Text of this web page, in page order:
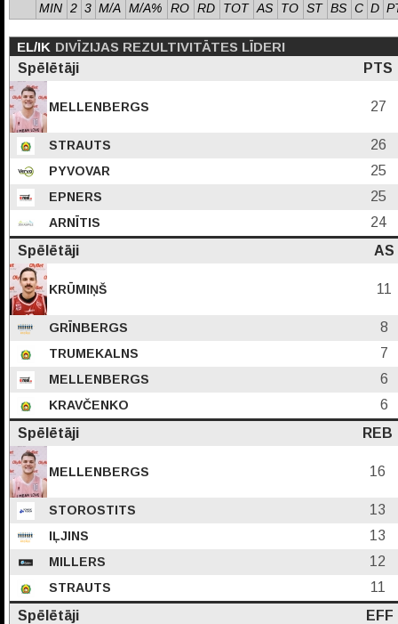
MIN 2 3 M/A M/A% RO RD TOT AS TO ST BS C D
EL/IK DIVĪZIJAS REZULTIVITĀTES LĪDERI
Spēlētāji
PTS
MELLENBERGS 27
STRAUTS 26
PYVOVAR 25
EPNERS 25
ARNĪTIS
24
Spēlētāji
AS
KRŪMIŅŠ 11
GRĪNBERGS 8
TRUMEKALNS 7
MELLENBERGS 6
KRAVČENKO
6
Spēlētāji
REB
MELLENBERGS 16
STOROSTITS 13
IĻJINS 13
MILLERS 12
STRAUTS
11
Spēlētāji
EFF